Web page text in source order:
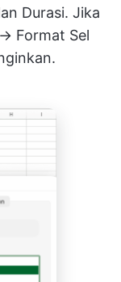
Durasi. Jika
Format Sel